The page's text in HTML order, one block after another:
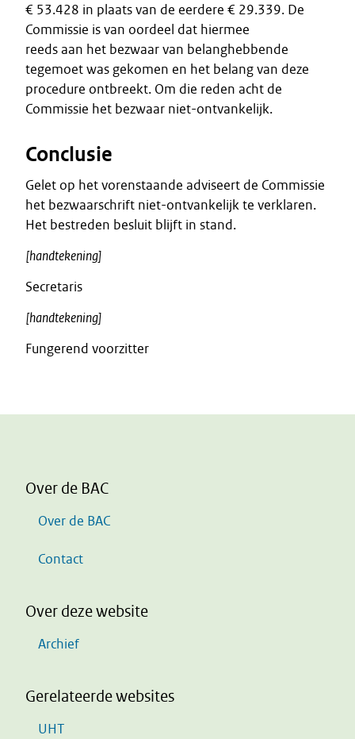
€ 53.428 in plaats van de eerdere € 29.339. De
Commissie is van oordeel dat hiermee
reeds aan het bezwaar van belanghebbende
tegemoet was gekomen en het belang van deze
procedure ontbreekt. Om die reden acht de
Commissie het bezwaar niet-ontvankelijk.
Conclusie
Gelet op het vorenstaande adviseert de Commissie
het bezwaarschrift niet-ontvankelijk te verklaren.
Het bestreden besluit blijft in stand.
[handtekening]
Secretaris
[handtekening]
Fungerend voorzitter
Over de BAC
Over de BAC
Contact
Over deze website
Archief
Gerelateerde websites
UHT